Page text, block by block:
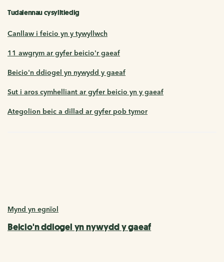
Tudalennau cysylltiedig
Canllaw i feicio yn y tywyllwch
11 awgrym ar gyfer beicio'r gaeaf
Beicio'n ddiogel yn nywydd y gaeaf
Sut i aros cymhelliant ar gyfer beicio yn y gaeaf
Ategolion beic a dillad ar gyfer pob tymor
Mynd yn egnïol
Beicio'n ddiogel yn nywydd y gaeaf